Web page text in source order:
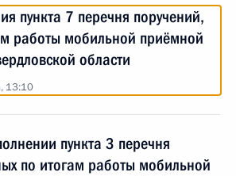
пункта 7 перечня поручений,
работы мобильной приёмной
области
13:10
пункта 3 перечня
по итогам работы мобильной